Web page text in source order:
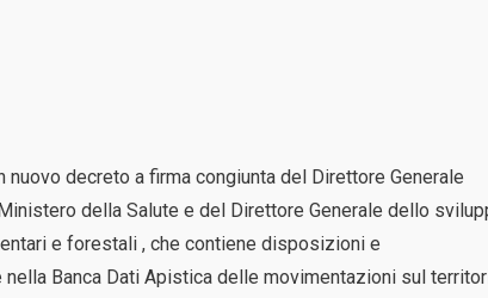
decreto a firma congiunta del Direttore Generale
della Salute e del Direttore Generale dello
e forestali , che contiene disposizioni e
Banca Dati Apistica delle movimentazioni sul